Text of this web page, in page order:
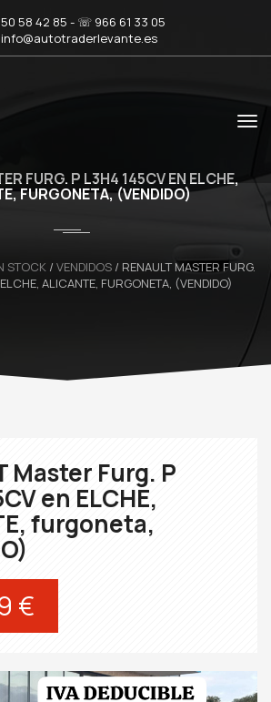
58 42 85 - ☏ 966 61 33 05
info@autotraderlevante.es
FURG. P L3H4 145CV EN ELCHE,
FURGONETA, (VENDIDO)
STOCK / VENDIDOS / RENAULT MASTER FURG.
ALICANTE, FURGONETA, (VENDIDO)
Master Furg. P
en ELCHE,
furgoneta,
€